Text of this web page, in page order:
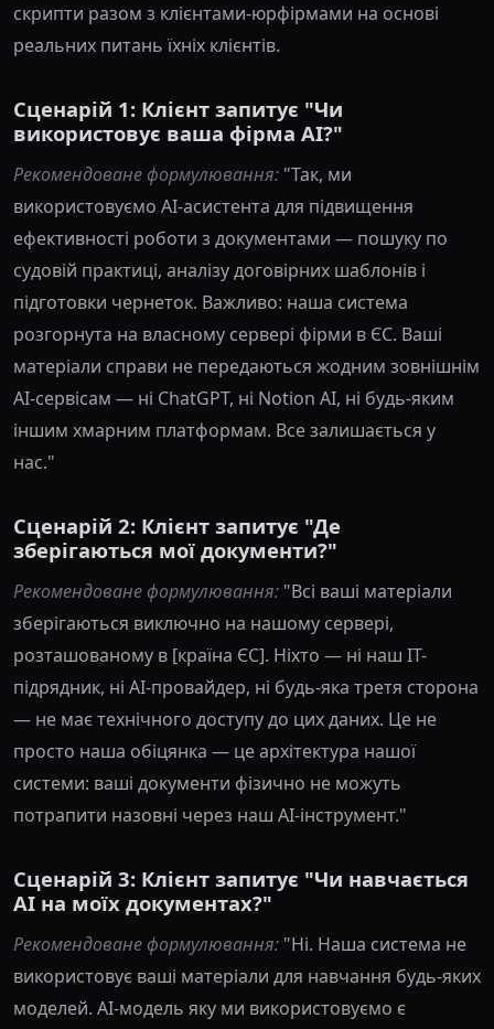
скрипти разом з клієнтами-юрфірмами на основі
реальних питань їхніх клієнтів.
Сценарій 1: Клієнт запитує "Чи
використовує ваша фірма AI?"
Рекомендоване формулювання: "Так, ми
використовуємо AI-асистента для підвищення
ефективності роботи з документами — пошуку по
судовій практиці, аналізу договірних шаблонів і
підготовки чернеток. Важливо: наша система
розгорнута на власному сервері фірми в ЄС. Ваші
матеріали справи не передаються жодним зовнішнім
AI-сервісам — ні ChatGPT, ні Notion AI, ні будь-яким
іншим хмарним платформам. Все залишається у
нас."
Сценарій 2: Клієнт запитує "Де
зберігаються мої документи?"
Рекомендоване формулювання: "Всі ваші матеріали
зберігаються виключно на нашому сервері,
розташованому в [країна ЄС]. Ніхто — ні наш IT-
підрядник, ні AI-провайдер, ні будь-яка третя сторона
— не має технічного доступу до цих даних. Це не
просто наша обіцянка — це архітектура нашої
системи: ваші документи фізично не можуть
потрапити назовні через наш AI-інструмент."
Сценарій 3: Клієнт запитує "Чи навчається
AI на моїх документах?"
Рекомендоване формулювання: "Ні. Наша система не
використовує ваші матеріали для навчання будь-яких
моделей. AI-модель яку ми використовуємо є